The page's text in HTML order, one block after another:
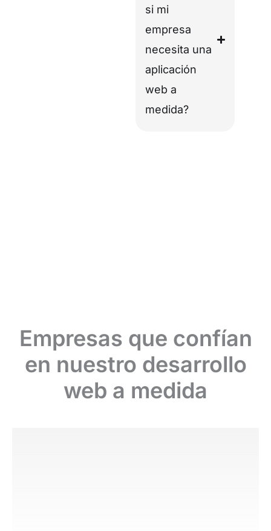
si mi
empresa
necesita una
aplicación
web a
medida?
Empresas que confían
en nuestro desarrollo
web a medida